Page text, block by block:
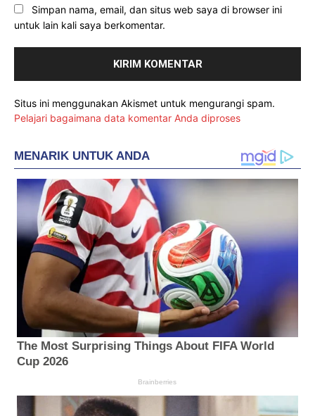
Simpan nama, email, dan situs web saya di browser ini
untuk lain kali saya berkomentar.
Situs ini menggunakan Akismet untuk mengurangi spam.
Pelajari bagaimana data komentar Anda diproses